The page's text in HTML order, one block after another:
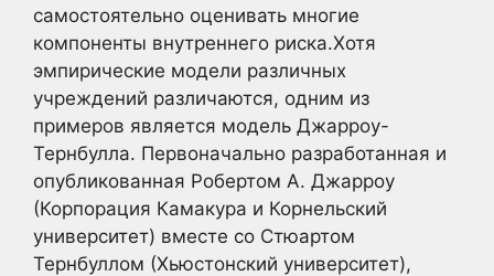
самостоятельно оценивать многие
компоненты внутреннего риска.Хотя
эмпирические модели различных
учреждений различаются, одним из
примеров является модель Джарроу-
Тернбулла. Первоначально разработанная и
опубликованная Робертом А. Джарроу
(Корпорация Камакура и Корнельский
университет) вместе со Стюартом
Тернбуллом (Хьюстонский университет),